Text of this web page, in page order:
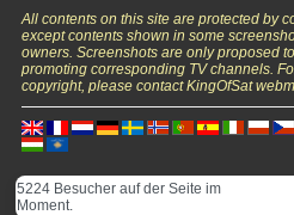
All contents on this site are protected by
except contents shown in some
owners. Screenshots are only proposed
promoting corresponding TV channels.
copyright, please contact KingOfSat
5224 Besucher auf der Seite im
Moment.